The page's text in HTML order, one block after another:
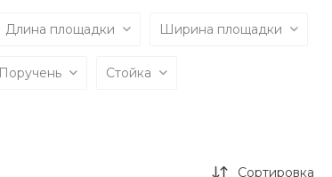
Длина площадки Ширина площадки
Поручень Стойка
Сортировка